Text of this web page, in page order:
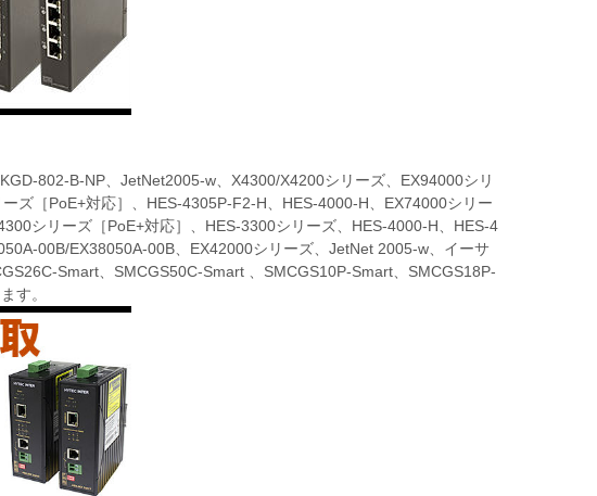
802-B-NP、JetNet2005-w、X4300/X4200シリーズ、EX94000シリ
ズ［PoE+対応］、HES-4305P-F2-H、HES-4000-H、EX74000シリー
シリーズ［PoE+対応］、HES-3300シリーズ、HES-4000-H、HES-4
00B/EX38050A-00B、EX42000シリーズ、JetNet 2005-w、イーサ
Smart、SMCGS50C-Smart 、SMCGS10P-Smart、SMCGS18P-
す。